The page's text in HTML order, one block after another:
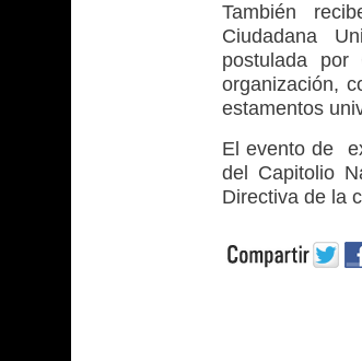
También
Ciudadana
postulada por
organización,
estamentos
El evento de
del Capitolio
Directiva de la